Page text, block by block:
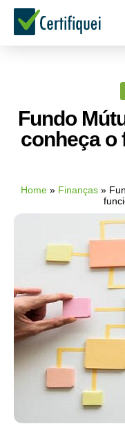
Fundo
conheça o
Home » Finanças »